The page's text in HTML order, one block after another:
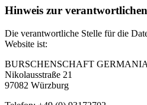
Hinweis zur
Die verantwortliche Stelle für die
Website ist:
BURSCHENSCHAFT
Nikolausstraße 21
97082 Würzburg